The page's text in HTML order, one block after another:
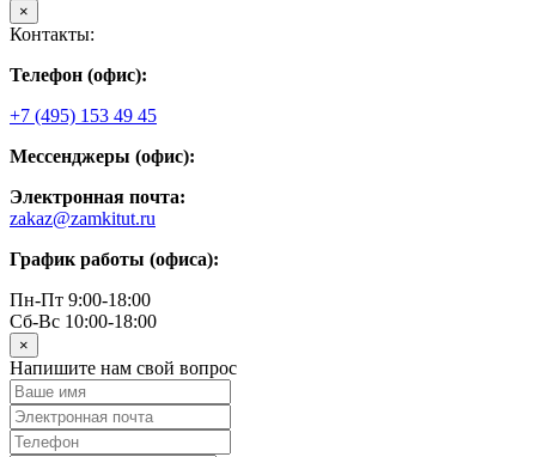
×
Контакты:
Телефон (офис):
+7 (495) 153 49 45
Мессенджеры (офис):
Электронная почта:
zakaz@zamkitut.ru
График работы (офиса):
Пн-Пт 9:00-18:00
Сб-Вс 10:00-18:00
×
Напишите нам свой вопрос